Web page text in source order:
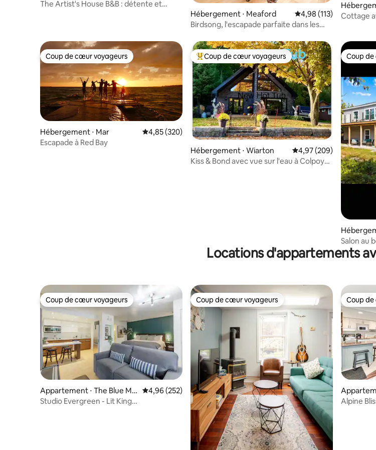
The Artist's House B&B : détente et
Hébergement ⋅ Meaford Évaluation moyenne
4,98 (113)
Birdsong, l'escapade parfaite dans les
Cottage
Coup de cœur voyageurs
Coup de cœur voyageurs
Hébergement ⋅ Mar Évaluation moyenne sur la base de 320 commentaires : 4,85 sur 5
4,85 (320)
Escapade à Red Bay
Coups de cœur voyageurs les plus appréciés
Coup de cœur voyageurs
Hébergement ⋅ Wiarton Évaluation moyenne
4,97 (209)
Kiss & Bond avec vue sur l'eau à Colpoys
Coup
Coup
Salon au
Locations d'appartements
Coup de cœur voyageurs
Coup de cœur voyageurs
Appartement ⋅ The Blue Mo
untains
Évaluation moyenne sur la base de 252 commentaires : 4,96 sur 5
4,96 (252)
Studio Evergreen - Lit King
Coup de cœur voyageurs
Coup de cœur voyageurs Coup
Coup
untains
Alpine